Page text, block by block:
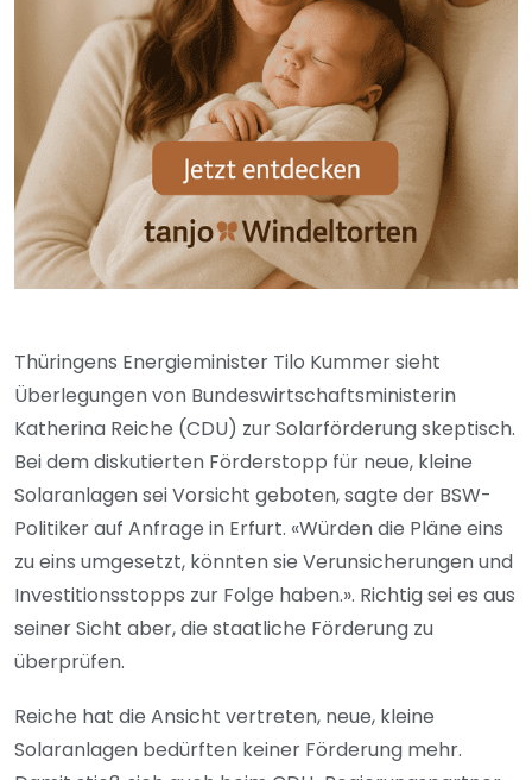
Thüringens Energieminister Tilo Kummer sieht
Überlegungen von Bundeswirtschaftsministerin
Katherina Reiche (CDU) zur Solarförderung skeptisch.
Bei dem diskutierten Förderstopp für neue, kleine
Solaranlagen sei Vorsicht geboten, sagte der BSW-
Politiker auf Anfrage in Erfurt. «Würden die Pläne eins
zu eins umgesetzt, könnten sie Verunsicherungen und
Investitionsstopps zur Folge haben.». Richtig sei es aus
seiner Sicht aber, die staatliche Förderung zu
überprüfen.
Reiche hat die Ansicht vertreten, neue, kleine
Solaranlagen bedürften keiner Förderung mehr.